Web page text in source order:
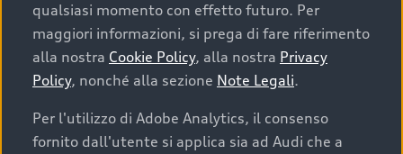
Cosa sapere prima di
acquistare la tua prossima
auto
I requisiti fondamentali da considerare prima di
qualsiasi momento con effetto futuro. Per
maggiori informazioni, si prega di fare riferimento
alla nostra Cookie Policy, alla nostra Privacy
Policy, nonché alla sezione Note Legali.
Per l'utilizzo di Adobe Analytics, il consenso
fornito dall'utente si applica sia ad Audi che a